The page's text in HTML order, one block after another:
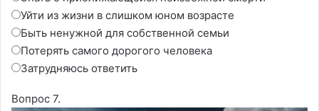
Уйти из жизни в слишком юном возрасте
Быть ненужной для собственной семьи
Потерять самого дорогого человека
Затрудняюсь ответить
Вопрос 7.